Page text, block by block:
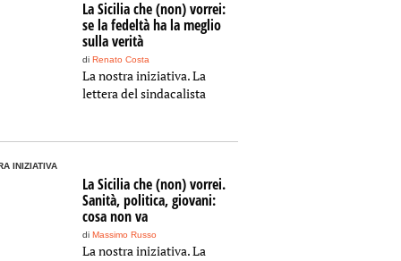
La Sicilia che (non) vorrei:
se la fedeltà ha la meglio
sulla verità
di Renato Costa
La nostra iniziativa. La
lettera del sindacalista
INIZIATIVA
La Sicilia che (non) vorrei.
Sanità, politica, giovani:
cosa non va
di Massimo Russo
La nostra iniziativa. La